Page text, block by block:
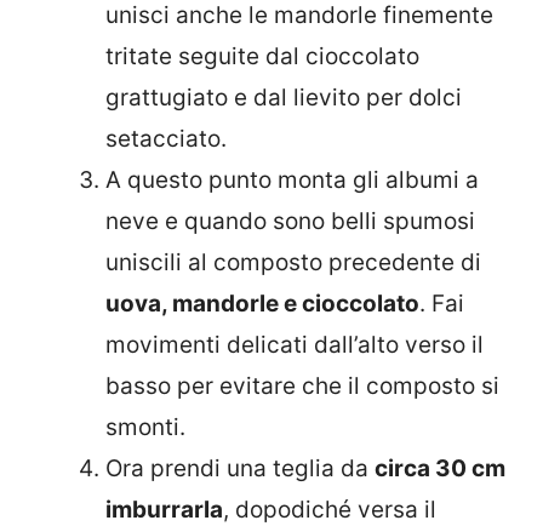
unisci anche le mandorle finemente
tritate seguite dal cioccolato
grattugiato e dal lievito per dolci
setacciato.
A questo punto monta gli albumi a
neve e quando sono belli spumosi
uniscili al composto precedente di
uova, mandorle e cioccolato. Fai
movimenti delicati dall’alto verso il
basso per evitare che il composto si
smonti.
Ora prendi una teglia da circa 30 cm
imburrarla, dopodiché versa il